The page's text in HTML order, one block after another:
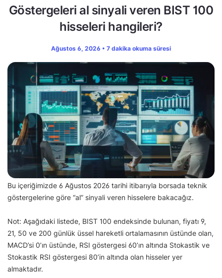
Göstergeleri al sinyali veren BIST 100
hisseleri hangileri?
Ağustos 6, 2026 • 7 dakika okuma süresi
Bu içeriğimizde 6 Ağustos 2026 tarihi itibarıyla borsada teknik
göstergelerine göre “al” sinyali veren hisselere bakacağız.
Not: Aşağıdaki listede, BIST 100 endeksinde bulunan, fiyatı 9,
21, 50 ve 200 günlük üssel hareketli ortalamasının üstünde olan,
MACD’si 0’ın üstünde, RSI göstergesi 60’ın altında Stokastik ve
Stokastik RSI göstergesi 80’in altında olan hisseler yer
almaktadır.